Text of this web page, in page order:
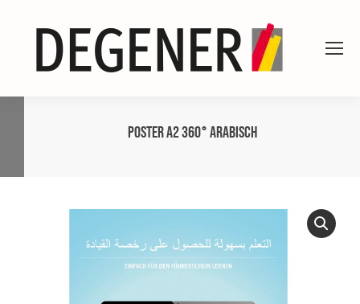
Poster A2 360° Arabisch